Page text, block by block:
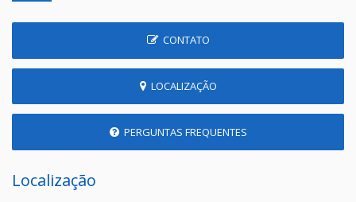
CONTATO
LOCALIZAÇÃO
PERGUNTAS FREQUENTES
Localização